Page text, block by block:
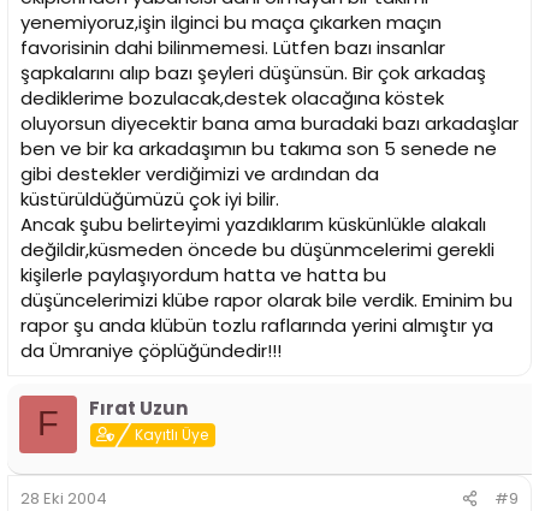
yenemiyoruz,işin ilginci bu maça çıkarken maçın
favorisinin dahi bilinmemesi. Lütfen bazı insanlar
şapkalarını alıp bazı şeyleri düşünsün. Bir çok arkadaş
dediklerime bozulacak,destek olacağına köstek
oluyorsun diyecektir bana ama buradaki bazı arkadaşlar
ben ve bir ka arkadaşımın bu takıma son 5 senede ne
gibi destekler verdiğimizi ve ardından da
küstürüldüğümüzü çok iyi bilir.
Ancak şubu belirteyimi yazdıklarım küskünlükle alakalı
değildir,küsmeden öncede bu düşünmcelerimi gerekli
kişilerle paylaşıyordum hatta ve hatta bu
düşüncelerimizi klübe rapor olarak bile verdik. Eminim bu
rapor şu anda klübün tozlu raflarında yerini almıştır ya
da Ümraniye çöplüğündedir!!!
F Fırat Uzun
Kayıtlı Üye
28 Eki 2004 #9